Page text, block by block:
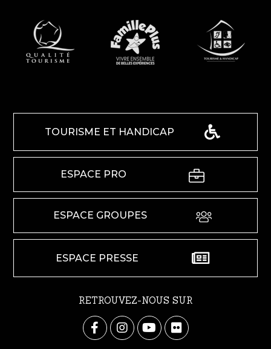
TOURISME ET HANDICAP
ESPACE PRO
ESPACE GROUPES
ESPACE PRESSE
RETROUVEZ-NOUS SUR